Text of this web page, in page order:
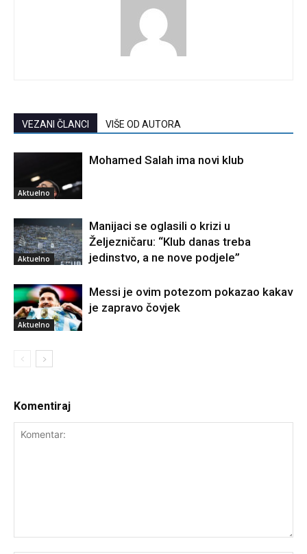
VEZANI ČLANCI VIŠE OD AUTORA
Aktuelno
Mohamed Salah ima novi klub
Aktuelno
Manijaci se oglasili o krizi u
Željezničaru: “Klub danas treba
jedinstvo, a ne nove podjele”
Aktuelno
Messi je ovim potezom pokazao kakav
je zapravo čovjek
Komentiraj